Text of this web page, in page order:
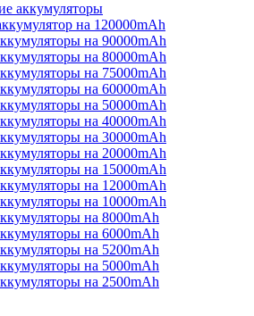
аккумуляторы
на 120000mAh
на 90000mAh
на 80000mAh
на 75000mAh
на 60000mAh
на 50000mAh
на 40000mAh
на 30000mAh
на 20000mAh
на 15000mAh
на 12000mAh
на 10000mAh
на 8000mAh
на 6000mAh
на 5200mAh
на 5000mAh
на 2500mAh